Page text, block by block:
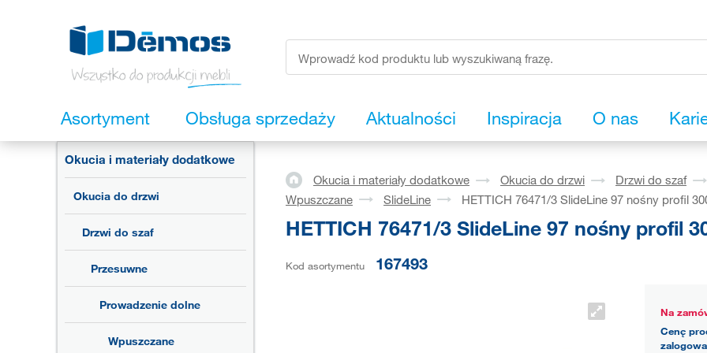
Asortyment Obsługa sprzedaży Aktualności Inspiracja O nas
Okucia i materiały dodatkowe
Okucia do drzwi
Drzwi do szaf
Przesuwne
Prowadzenie dolne
Wpuszczane
Okucia i materiały dodatkowe Okucia do drzwi
Drzwi do szaf
Wpuszczane
SlideLine HETTICH 76471/3 SlideLine 97 nośny profil
HETTICH 76471/3 SlideLine 97 nośny profil
Kod asortymentu 167493
Na
Cenę